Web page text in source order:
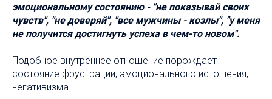
эмоциональному состоянию - "не показывай своих
чувств", "не доверяй", "все мужчины - козлы", "у меня
не получится достигнуть успеха в чем-то новом".
Подобное внутреннее отношение порождает
состояние фрустрации, эмоционального истощения,
негативизма.